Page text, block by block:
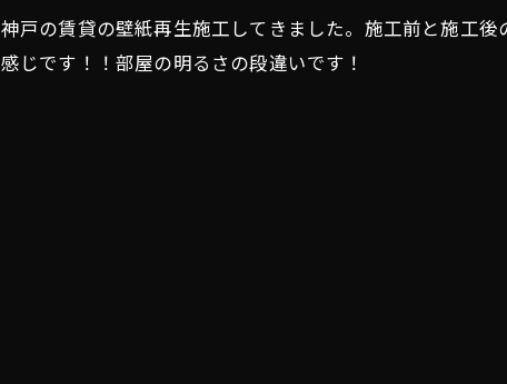
神戸の賃貸の壁紙再生施工してきました。施工前と施工
感じです！！部屋の明るさの段違いです！